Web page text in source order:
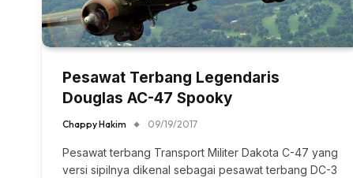
Pesawat Terbang Legendaris
Douglas AC-47 Spooky
Chappy Hakim 09/19/2017
Pesawat terbang Transport Militer Dakota C-47 yang
versi sipilnya dikenal sebagai pesawat terbang DC-3